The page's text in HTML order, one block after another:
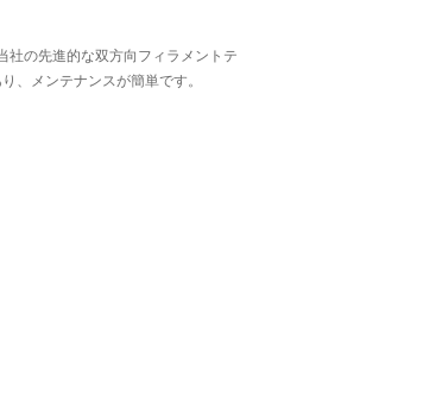
社の先進的な双方向フィラメントテ
、メンテナンスが簡単です。